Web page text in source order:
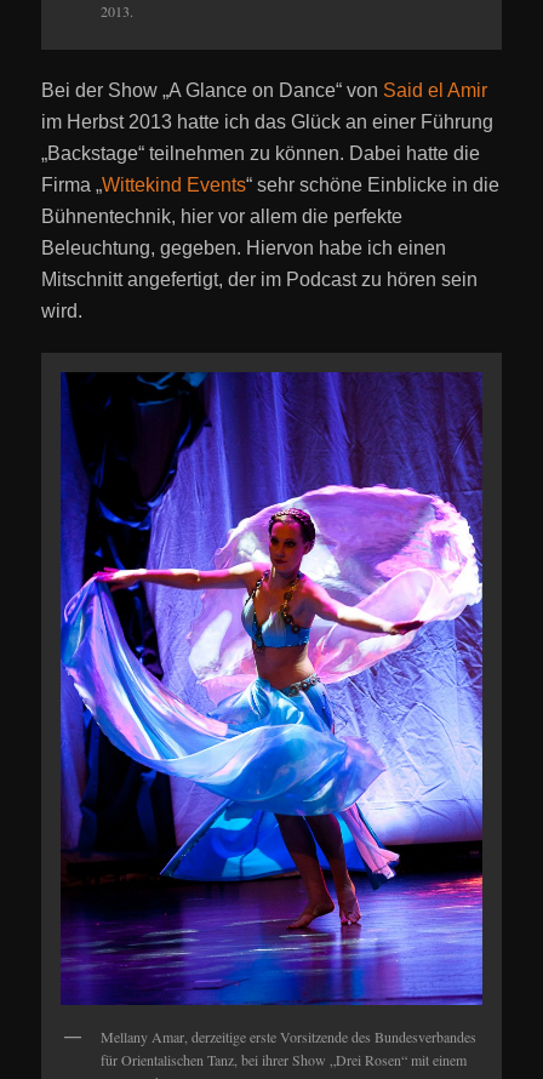
2013.
Bei der Show „A Glance on Dance“ von Said el Amir
im Herbst 2013 hatte ich das Glück an einer Führung
„Backstage“ teilnehmen zu können. Dabei hatte die
Firma „Wittekind Events“ sehr schöne Einblicke in die
Bühnentechnik, hier vor allem die perfekte
Beleuchtung, gegeben. Hiervon habe ich einen
Mitschnitt angefertigt, der im Podcast zu hören sein
wird.
Mellany Amar, derzeitige erste Vorsitzende des Bundesverbandes
für Orientalischen Tanz, bei ihrer Show „Drei Rosen“ mit einem